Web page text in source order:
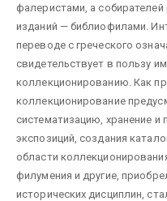
фалеристами, а собирателей
изданий — библиофилами.
переводе с греческого
свидетельствует в пользу
коллекционированию. Как
коллекционирование
систематизацию, хранение и
экспозиций, создания
области
филумения и другие,
исторических дисциплин,